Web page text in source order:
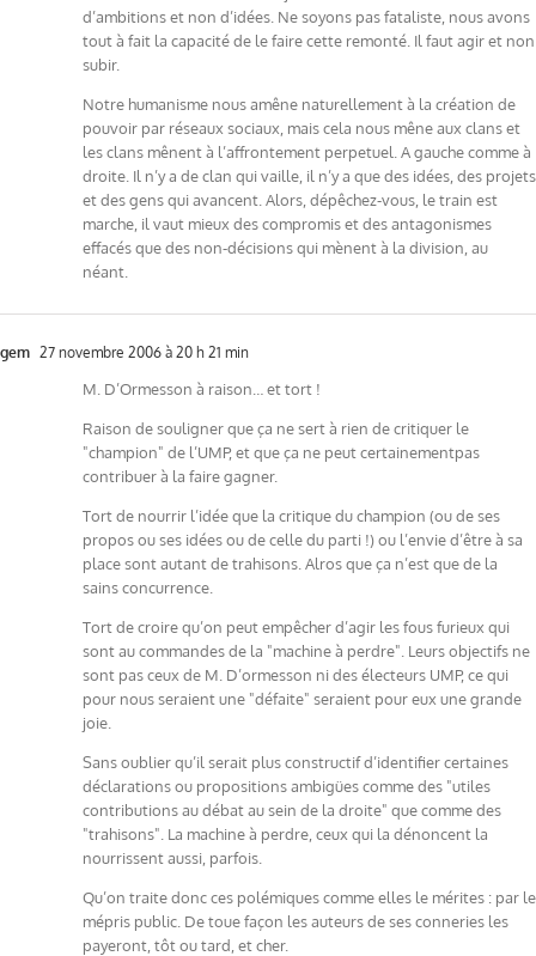
d’ambitions et non d’idées. Ne soyons pas fataliste, nous avons
tout à fait la capacité de le faire cette remonté. Il faut agir et non
subir.
Notre humanisme nous amêne naturellement à la création de
pouvoir par réseaux sociaux, mais cela nous mêne aux clans et
les clans mênent à l’affrontement perpetuel. A gauche comme à
droite. Il n’y a de clan qui vaille, il n’y a que des idées, des projets
et des gens qui avancent. Alors, dépêchez-vous, le train est
marche, il vaut mieux des compromis et des antagonismes
effacés que des non-décisions qui mènent à la division, au
néant.
gem 27 novembre 2006 à 20 h 21 min
M. D’Ormesson à raison… et tort !
Raison de souligner que ça ne sert à rien de critiquer le
"champion" de l’UMP, et que ça ne peut certainementpas
contribuer à la faire gagner.
Tort de nourrir l’idée que la critique du champion (ou de ses
propos ou ses idées ou de celle du parti !) ou l’envie d’être à sa
place sont autant de trahisons. Alros que ça n’est que de la
sains concurrence.
Tort de croire qu’on peut empêcher d’agir les fous furieux qui
sont au commandes de la "machine à perdre". Leurs objectifs ne
sont pas ceux de M. D’ormesson ni des électeurs UMP, ce qui
pour nous seraient une "défaite" seraient pour eux une grande
joie.
Sans oublier qu’il serait plus constructif d’identifier certaines
déclarations ou propositions ambigües comme des "utiles
contributions au débat au sein de la droite" que comme des
"trahisons". La machine à perdre, ceux qui la dénoncent la
nourrissent aussi, parfois.
Qu’on traite donc ces polémiques comme elles le mérites : par le
mépris public. De toue façon les auteurs de ses conneries les
payeront, tôt ou tard, et cher.